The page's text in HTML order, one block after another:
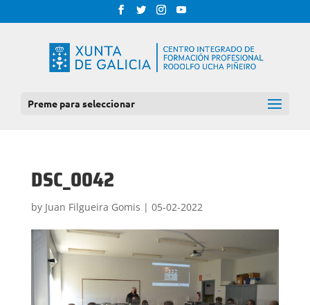
Preme para seleccionar
DSC_0042
by Juan Filgueira Gomis | 05-02-2022